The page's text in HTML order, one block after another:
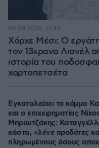
Χόρχε Μέσι: Ο
τον 13χρονο Λιονέλ
ιστορία του
χαρτοπετσέτα
08.08.2026, 21:43
Εγκαταλείπει το κόμμα
και ο επιχειρηματίας
Μπρουτζάκης:
κάστα, «λένε προδότες
πληρωμένους όσους